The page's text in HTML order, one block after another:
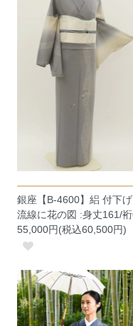
銀座【B-4600】絽 付下
流線に花の図 :身丈161/
55,000円(税込60,500円)